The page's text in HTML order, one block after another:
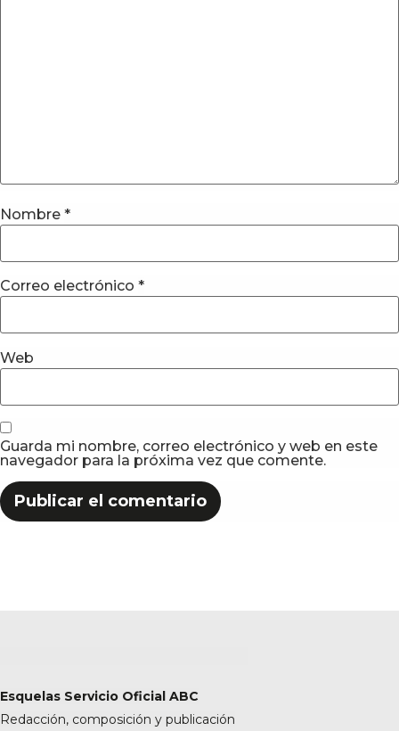
Nombre *
Correo electrónico *
Web
Guarda mi nombre, correo electrónico y web en este
navegador para la próxima vez que comente.
Esquelas Servicio Oficial ABC
Redacción, composición y publicación